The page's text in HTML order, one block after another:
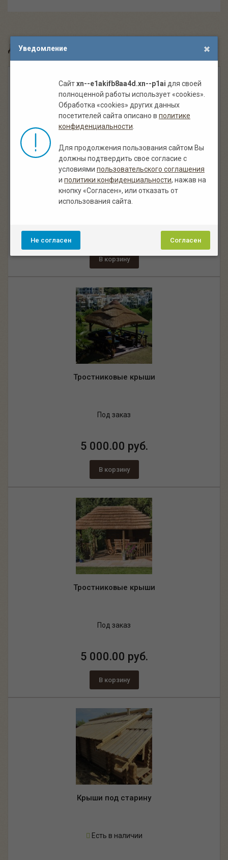
Другие похожие крыши:
Тростниковые крыши
Под заказ
3 500.00 руб.
В корзину
Тростниковые крыши
Под заказ
5 000.00 руб.
В корзину
Тростниковые крыши
Под заказ
5 000.00 руб.
В корзину
Крыши под старину
Есть в наличии
Уведомление
Сайтxn--e1akifb8aa4d.xn--p1ai для своей
полноценной работы использует «cookies».
Обработка «cookies» других данных
посетителей сайта описано в политике
конфиденциальности
Для продолжения пользования сайтом Вы
должны подтвердить свое согласие с
условиями пользовательского соглашения
и политики конфиденциальности, нажав на
кнопку «Согласен», или отказать от
использования сайта.
Согласен
Не согласен